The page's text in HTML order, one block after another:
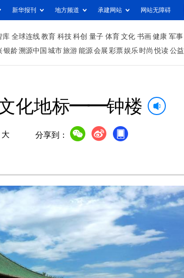
新华报刊 地方频道 承建网站 网站无障碍
库 全球连线 教育 科技 科创 量子 体育 文化 书画 健康 军事
银龄溯源中国 城市旅游 能源 会展 彩票娱乐 时尚 悦读 公益
化地标——钟楼
大 分享到：